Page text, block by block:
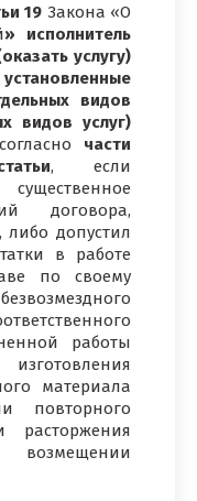
19 Закона «О
» исполнитель
услугу)
видов
видов услуг)
части
, если
договора,
либо допустил
в работе
по своему
работы
материала
повторного
расторжения